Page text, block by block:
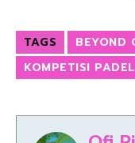
TAGS BEYOND
KOMPETISI PADEL